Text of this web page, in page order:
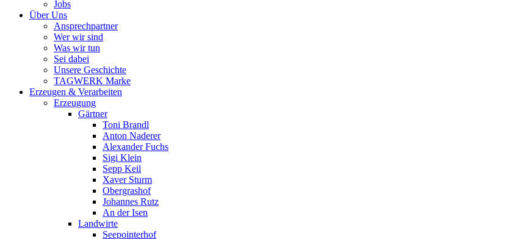
Jobs
Über Uns
Ansprechpartner
Wer wir sind
Was wir tun
Sei dabei
Unsere Geschichte
TAGWERK Marke
Erzeugen & Verarbeiten
Erzeugung
Gärtner
Toni Brandl
Anton Naderer
Alexander Fuchs
Sigi Klein
Sepp Keil
Xaver Sturm
Obergrashof
Johannes Rutz
An der Isen
Landwirte
Seepointerhof